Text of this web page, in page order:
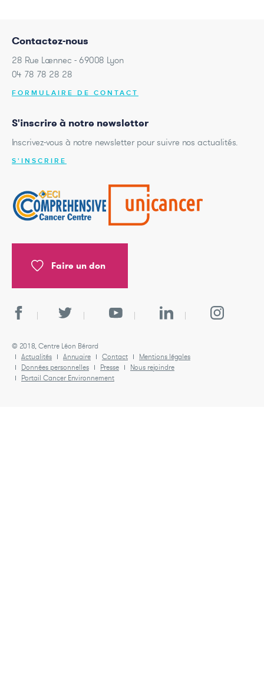
Contactez-nous
28 Rue Laennec - 69008 Lyon
04 78 78 28 28
FORMULAIRE DE CONTACT
S'inscrire à notre newsletter
Inscrivez-vous à notre newsletter pour suivre nos actualités.
S'INSCRIRE
Faire un don
© 2018, Centre Léon Bérard
Actualités
Annuaire Contact
Mentions légales
Données personnelles
Presse
Nous rejoindre
Portail Cancer Environnement